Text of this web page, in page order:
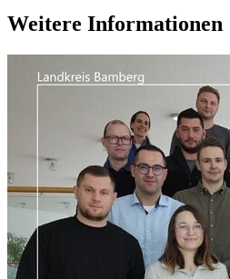
Weitere Informationen